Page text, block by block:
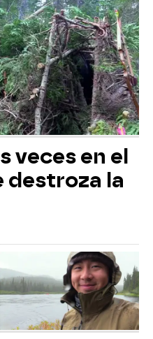
veces en el
destroza la